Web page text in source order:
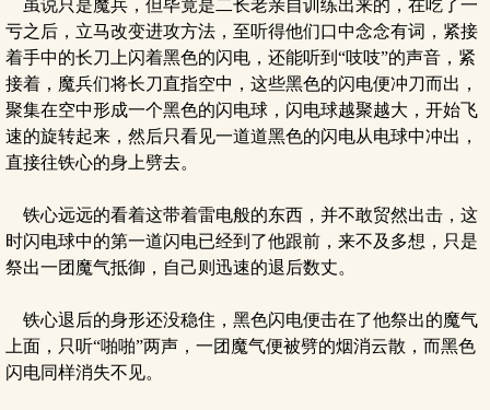
虽说只是魔兵，但毕竟是二长老亲自训练出来的，在吃了一
亏之后，立马改变进攻方法，至听得他们口中念念有词，紧接
着手中的长刀上闪着黑色的闪电，还能听到“吱吱”的声音，紧
接着，魔兵们将长刀直指空中，这些黑色的闪电便冲刀而出，
聚集在空中形成一个黑色的闪电球，闪电球越聚越大，开始飞
速的旋转起来，然后只看见一道道黑色的闪电从电球中冲出，
直接往铁心的身上劈去。
铁心远远的看着这带着雷电般的东西，并不敢贸然出击，这
时闪电球中的第一道闪电已经到了他跟前，来不及多想，只是
祭出一团魔气抵御，自己则迅速的退后数丈。
铁心退后的身形还没稳住，黑色闪电便击在了他祭出的魔气
上面，只听“啪啪”两声，一团魔气便被劈的烟消云散，而黑色
闪电同样消失不见。